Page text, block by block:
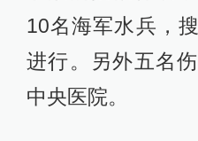
10名海军水兵，
进行。另外五名
中央医院。